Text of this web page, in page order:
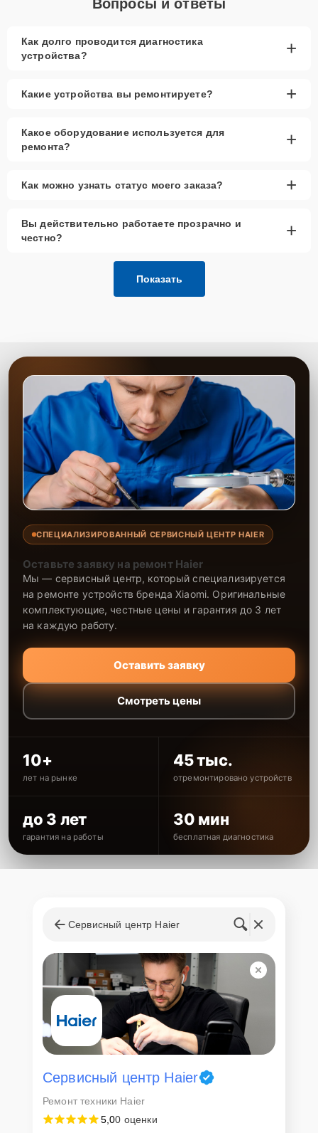
Вопросы и ответы
Как долго проводится диагностика
устройства?
+
Какие устройства вы ремонтируете? +
Какое оборудование используется для
ремонта?
+
Как можно узнать статус моего заказа? +
Вы действительно работаете прозрачно и
честно?
+
Показать
СПЕЦИАЛИЗИРОВАННЫЙ СЕРВИСНЫЙ ЦЕНТР HAIER
Оставьте заявку на ремонт Haier
Мы — сервисный центр, который специализируется
на ремонте устройств бренда Xiaomi. Оригинальные
комплектующие, честные цены и гарантия до 3 лет
на каждую работу.
Оставить заявку
Смотреть цены
10+
лет на рынке
45 тыс.
отремонтировано устройств
до 3 лет
гарантия на работы
30 мин
бесплатная диагностика
Сервисный центр Haier
Сервисный центр Haier
Ремонт техники Haier
5,00 оценки